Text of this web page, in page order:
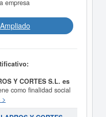
empresa
Y CORTES S.L. es
como finalidad social
CONSTRUCCION
Y ADEMAS: LA
>